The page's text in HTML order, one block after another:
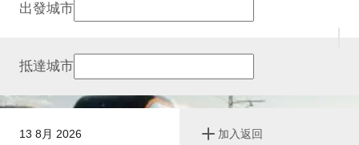
13 8月 2026 加入返回
出發城市
抵達城市